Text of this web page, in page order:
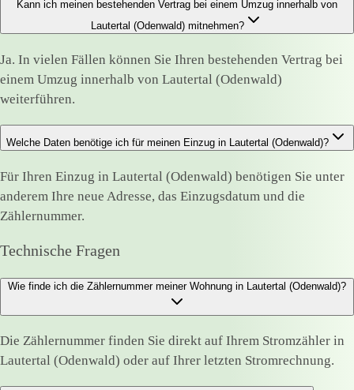
Kann ich meinen bestehenden Vertrag bei einem Umzug innerhalb von
Lautertal (Odenwald) mitnehmen?
Ja. In vielen Fällen können Sie Ihren bestehenden Vertrag bei
einem Umzug innerhalb von Lautertal (Odenwald)
weiterführen.
Welche Daten benötige ich für meinen Einzug in Lautertal (Odenwald)?
Für Ihren Einzug in Lautertal (Odenwald) benötigen Sie unter
anderem Ihre neue Adresse, das Einzugsdatum und die
Zählernummer.
Technische Fragen
Wie finde ich die Zählernummer meiner Wohnung in Lautertal (Odenwald)?
Die Zählernummer finden Sie direkt auf Ihrem Stromzähler in
Lautertal (Odenwald) oder auf Ihrer letzten Stromrechnung.